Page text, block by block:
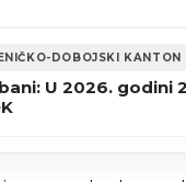
DOBOJSKI KANTON
U 2026. godini